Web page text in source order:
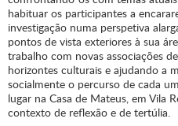
habituar os participantes a
investigação numa perspetiva
pontos de vista exteriores à sua
trabalho com novas associações
horizontes culturais e ajudando a
socialmente o percurso de cada
lugar na Casa de Mateus, em Vila
contexto de reflexão e de tertúlia.